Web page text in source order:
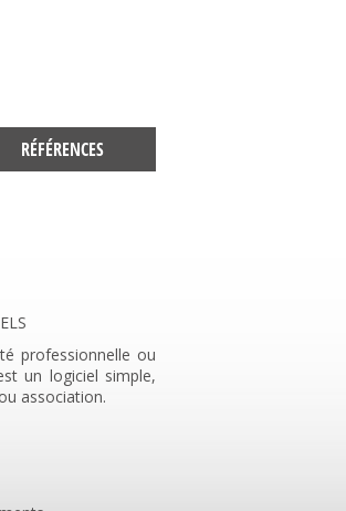
RÉFÉRENCES
professionnelle ou
un logiciel simple,
association.